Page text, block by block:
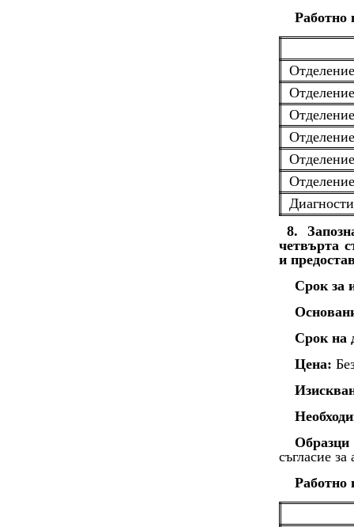
Работно
8.
четвърта
и
Срок за
Срок на
Цена:
Образци
съгласие
Работно